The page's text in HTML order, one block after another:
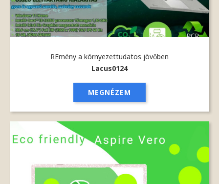
REmény a környezettudatos jövőben
Lacus0124
MEGNÉZEM